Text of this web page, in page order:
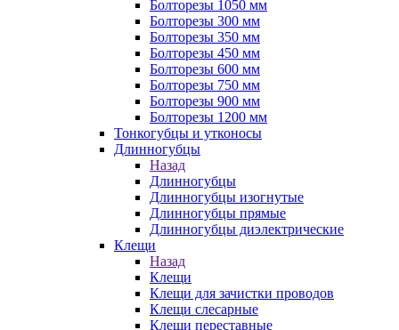
Болторезы 1050 мм
Болторезы 300 мм
Болторезы 350 мм
Болторезы 450 мм
Болторезы 600 мм
Болторезы 750 мм
Болторезы 900 мм
Болторезы 1200 мм
Тонкогубцы и утконосы
Длинногубцы
Назад
Длинногубцы
Длинногубцы изогнутые
Длинногубцы прямые
Длинногубцы диэлектрические
Клещи
Назад
Клещи
Клещи для зачистки проводов
Клещи слесарные
Клещи переставные